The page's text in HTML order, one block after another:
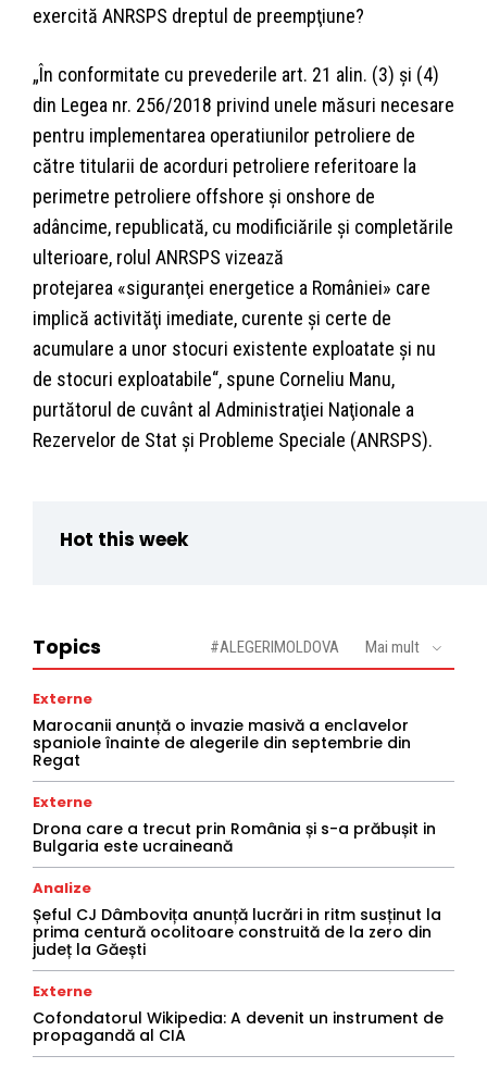
exercită ANRSPS dreptul de preempţiune?
„În conformitate cu prevederile art. 21 alin. (3) şi (4)
din Legea nr. 256/2018 privind unele măsuri necesare
pentru implementarea operatiunilor petroliere de
către titularii de acorduri petroliere referitoare la
perimetre petroliere offshore şi onshore de
adâncime, republicată, cu modificiările şi completările
ulterioare, rolul ANRSPS vizează
protejarea «siguranţei energetice a României» care
implică activităţi imediate, curente şi certe de
acumulare a unor stocuri existente exploatate şi nu
de stocuri exploatabile“, spune Corneliu Manu,
purtătorul de cuvânt al Administraţiei Naţionale a
Rezervelor de Stat şi Probleme Speciale (ANRSPS).
Hot this week
Topics #ALEGERIMOLDOVA Mai mult
Externe
Marocanii anunță o invazie masivă a enclavelor
spaniole înainte de alegerile din septembrie din
Regat
Externe
Drona care a trecut prin România și s-a prăbușit in
Bulgaria este ucraineană
Analize
Șeful CJ Dâmbovița anunță lucrări in ritm susținut la
prima centură ocolitoare construită de la zero din
județ la Găești
Externe
Cofondatorul Wikipedia: A devenit un instrument de
propagandă al CIA